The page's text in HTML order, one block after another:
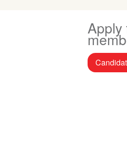
Apply